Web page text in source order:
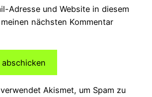
Adresse und Website in diesem
nächsten Kommentar
Akismet, um Spam zu